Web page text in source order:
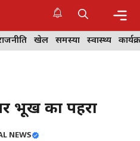
खेल समस्या स्वास्थ्य
भूख का पहरा
NEWS